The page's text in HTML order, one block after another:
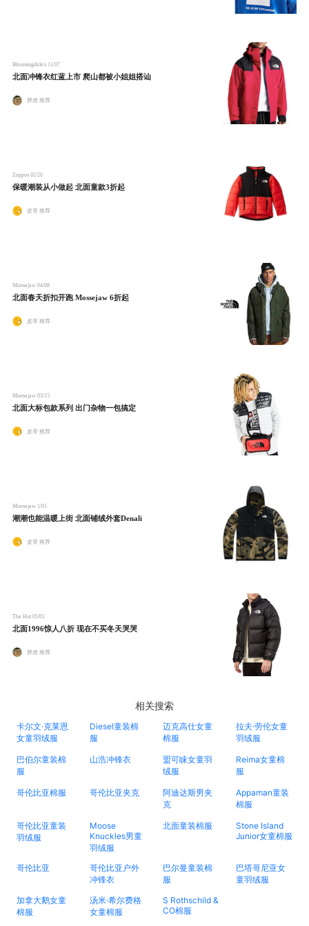
Bloomingdale's 11/07
北面冲锋衣红蓝上市 爬山都被小姐姐搭讪
胖虎 推荐
Zappos 02/20
保暖潮装从小做起 北面童款3折起
皮哥 推荐
Moosejaw 04/08
北面春天折扣开跑 Mossejaw 6折起
皮哥 推荐
Moosejaw 03/15
北面大标包款系列 出门杂物一包搞定
皮哥 推荐
Moosejaw 1/01
潮潮也能温暖上街 北面铺绒外套Denali
皮哥 推荐
The Hut 05/01
北面1996惊人八折 现在不买冬天哭哭
胖虎 推荐
相关搜索
卡尔文·克莱恩
女童羽绒服
Diesel童装棉
服
迈克高仕女童
棉服
拉夫·劳伦女童
羽绒服
巴伯尔童装棉
服
山浩冲锋衣
盟可睐女童羽
绒服
Reima女童棉
服
哥伦比亚棉服 哥伦比亚夹克
阿迪达斯男夹
克
Appaman童装
棉服
哥伦比亚童装
羽绒服
Moose
Knuckles男童
羽绒服
北面童装棉服
Stone Island
Junior女童棉服
哥伦比亚
哥伦比亚户外
冲锋衣
巴尔曼童装棉
服
巴塔哥尼亚女
童羽绒服
加拿大鹅女童
棉服
汤米·希尔费格
女童棉服
S Rothschild &
CO棉服